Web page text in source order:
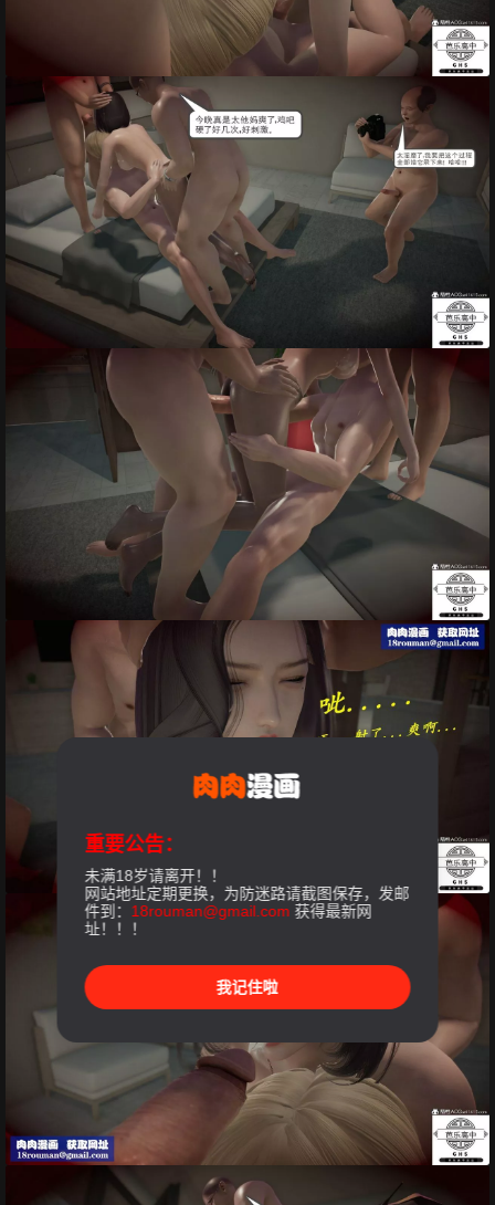
重要公告：
未满18岁请离开！！
网站地址定期更换，为防迷路请截图保存，发邮
件到： 18rouman@gmail.com 获得最新网
址！！！
我记住啦